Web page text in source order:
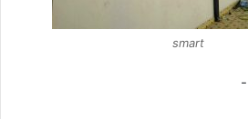
smart